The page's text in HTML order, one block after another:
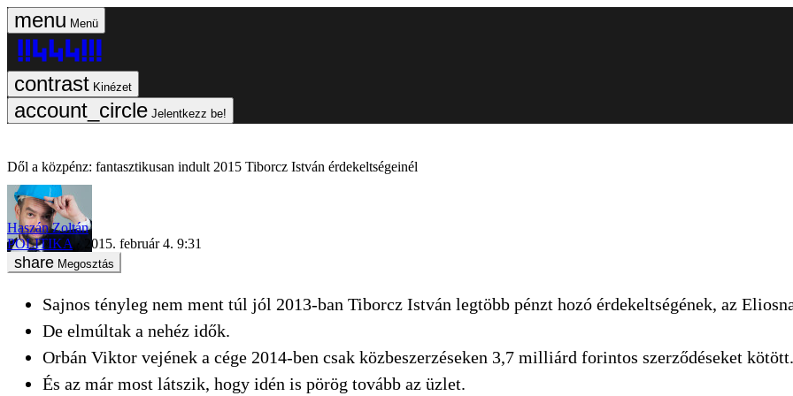
Menü
Kinézet
Jelentkezz be!
Dől a közpénz: fantasztikusan indult 2015 Tiborcz István érdekeltségeinél
Haszán Zoltán
POLITIKA
2015. február 4. 9:31
Megosztás
Sajnos tényleg nem ment túl jól 2013-ban Tiborcz István legtöbb pénzt hozó érdekeltségének, az
De elmúltak a nehéz idők.
Orbán Viktor vejének a cége 2014-ben csak közbeszerzéseken 3,7 milliárd forintos szerződéseket kötött.
És az már most látszik, hogy idén is pörög tovább az üzlet.